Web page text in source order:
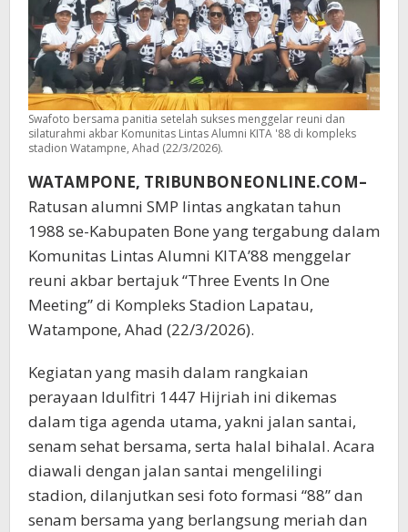
Swafoto bersama panitia setelah sukses menggelar reuni dan
silaturahmi akbar Komunitas Lintas Alumni KITA '88 di kompleks
stadion Watampne, Ahad (22/3/2026).
WATAMPONE, TRIBUNBONEONLINE.COM–
Ratusan alumni SMP lintas angkatan tahun
1988 se-Kabupaten Bone yang tergabung dalam
Komunitas Lintas Alumni KITA’88 menggelar
reuni akbar bertajuk “Three Events In One
Meeting” di Kompleks Stadion Lapatau,
Watampone, Ahad (22/3/2026).
Kegiatan yang masih dalam rangkaian
perayaan Idulfitri 1447 Hijriah ini dikemas
dalam tiga agenda utama, yakni jalan santai,
senam sehat bersama, serta halal bihalal. Acara
diawali dengan jalan santai mengelilingi
stadion, dilanjutkan sesi foto formasi “88” dan
senam bersama yang berlangsung meriah dan